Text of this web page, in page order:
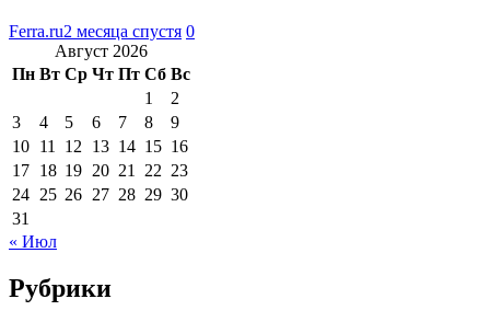
Ferra.ru2 месяца спустя 0
Август 2026
Пн Вт Ср Чт Пт Сб Вс
1
2
3
4 5 6 7 8
9
10 11 12 13 14 15 16
17 18 19 20 21 22 23
24 25 26 27 28 29 30
31
« Июл
Рубрики